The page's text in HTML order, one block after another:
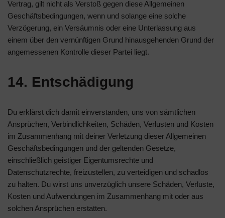
Vertrag, gilt nicht als Verstoß gegen diese Allgemeinen
Geschäftsbedingungen, wenn und solange eine solche
Verzögerung, ein Versäumnis oder eine Unterlassung aus
einem über den vernünftigen Grund hinausgehenden Grund der
angemessenen Kontrolle dieser Partei liegt.
14. Entschädigung
Du erklärst dich damit einverstanden, uns von sämtlichen
Ansprüchen, Verbindlichkeiten, Schäden, Verlusten und Kosten
im Zusammenhang mit deiner Verletzung dieser Allgemeinen
Geschäftsbedingungen und der geltenden Gesetze,
einschließlich geistiger Eigentumsrechte und
Datenschutzrechte, freizustellen, zu verteidigen und schadlos
zu halten. Du wirst uns unverzüglich unsere Schäden, Verluste,
Kosten und Aufwendungen im Zusammenhang mit oder aus
solchen Ansprüchen erstatten.